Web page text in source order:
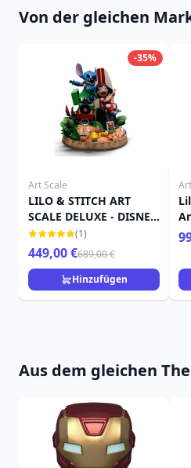
Von der gleichen
-35%
Art Scale
LILO & STITCH ART
SCALE DELUXE - DISNEY
LILO & STITCH
(1)
449,00 €689,00 €
Hinzufügen
Aus dem gleichen